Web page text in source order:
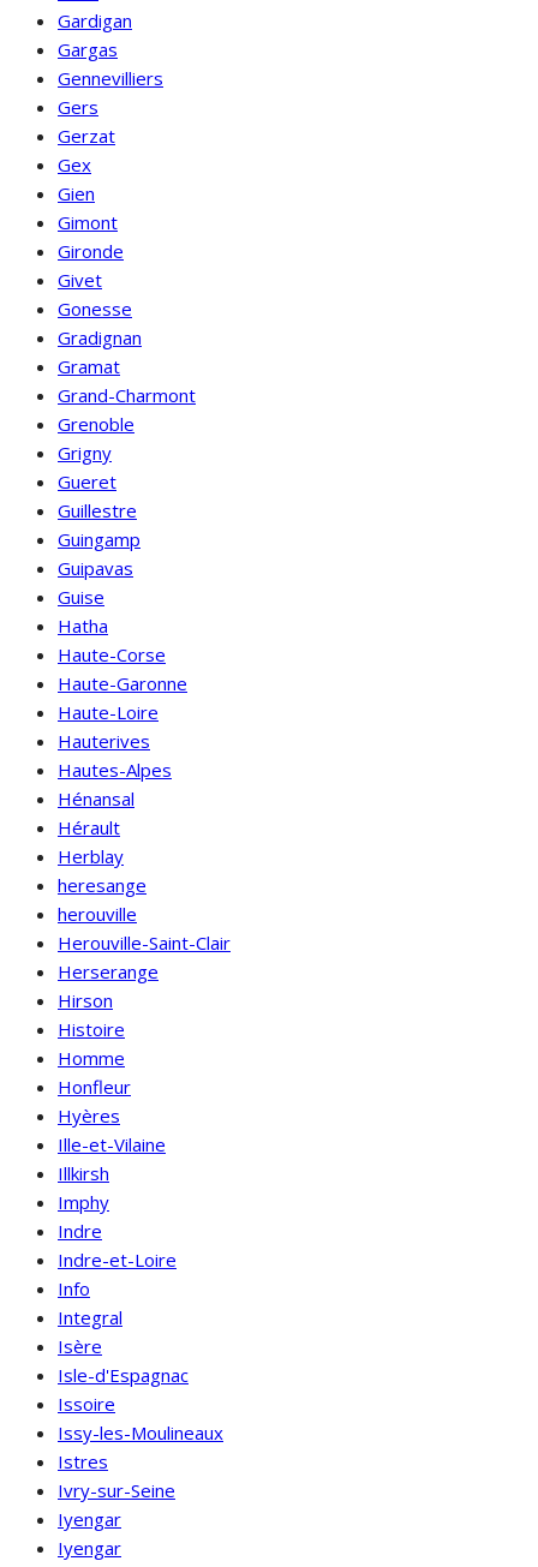
Gardigan
Gargas
Gennevilliers
Gers
Gerzat
Gex
Gien
Gimont
Gironde
Givet
Gonesse
Gradignan
Gramat
Grand-Charmont
Grenoble
Grigny
Gueret
Guillestre
Guingamp
Guipavas
Guise
Hatha
Haute-Corse
Haute-Garonne
Haute-Loire
Hauterives
Hautes-Alpes
Hénansal
Hérault
Herblay
heresange
herouville
Herouville-Saint-Clair
Herserange
Hirson
Histoire
Homme
Honfleur
Hyères
Ille-et-Vilaine
Illkirsh
Imphy
Indre
Indre-et-Loire
Info
Integral
Isère
Isle-d'Espagnac
Issoire
Issy-les-Moulineaux
Istres
Ivry-sur-Seine
Iyengar
Iyengar